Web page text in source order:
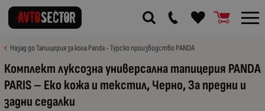
Назад до Тапицерия за кола Panda - Турско производство PANDA
Комплект луксозна универсална тапицерия PANDA
PARIS – Еко кожа и текстил, Черно, За предни и
задни седалки